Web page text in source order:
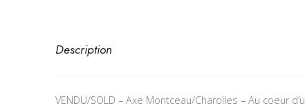
Description
VENDU/SOLD – Axe Montceau/Charolles – Au coeur